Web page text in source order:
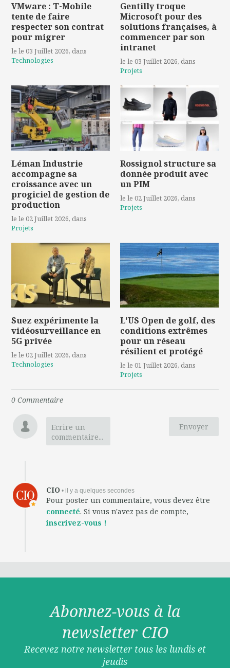
VMware : T-Mobile
tente de faire
respecter son contrat
pour migrer
le le 03 Juillet 2026, dans
Technologies
Gentilly troque
Microsoft pour des
solutions françaises, à
commencer par son
intranet
le le 03 Juillet 2026, dans
Projets
Léman Industrie
accompagne sa
croissance avec un
progiciel de gestion de
production
le le 02 Juillet 2026, dans
Projets
Rossignol structure sa
donnée produit avec
un PIM
le le 02 Juillet 2026, dans
Projets
Suez expérimente la
vidéosurveillance en
5G privée
le le 02 Juillet 2026, dans
Technologies
L'US Open de golf, des
conditions extrêmes
pour un réseau
résilient et protégé
le le 01 Juillet 2026, dans
Projets
0 Commentaire
Envoyer
Ecrire un
commentaire...
CIO • il y a quelques secondes
Pour poster un commentaire, vous devez être
connecté. Si vous n'avez pas de compte,
inscrivez-vous !
Abonnez-vous à la
newsletter CIO
Recevez notre newsletter tous les lundis et
jeudis